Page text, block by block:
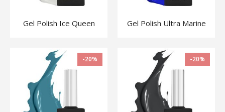
Gel Polish Ice Queen Gel Polish Ultra Marine
-20% -20%